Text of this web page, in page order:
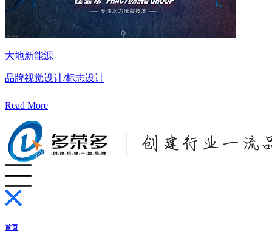
大地新能源
品牌视觉设计/标志设计
Read More
首页